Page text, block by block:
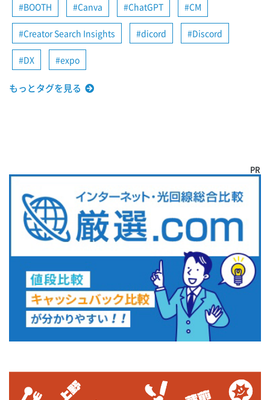
BOOTH Canva ChatGPT CM
Creator Search Insights dicord Discord
DX expo
もっとタグを見る
PR